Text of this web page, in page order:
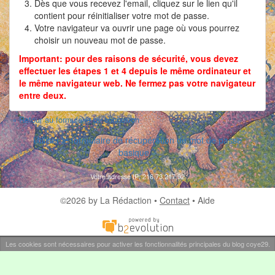
Dès que vous recevez l'email, cliquez sur le lien qu'il
contient pour réinitialiser votre mot de passe.
Votre navigateur va ouvrir une page où vous pourrez
choisir un nouveau mot de passe.
Important: pour des raisons de sécurité, vous devez
effectuer les étapes 1 et 4 depuis le même ordinateur et
le même navigateur web. Ne fermez pas votre navigateur
entre deux.
« Retour au formulaire de connexion
Utiliser le formulaire de récupération de mot de passe
basique »
Votre adresse IP: 216.73.217.92
©2026 by La Rédaction • Contact • Aide
Les cookies sont nécessaires pour activer les fonctionnalités principales du blog coye29.